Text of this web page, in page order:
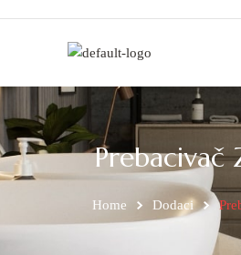
Prebacivač
Home Dodaci